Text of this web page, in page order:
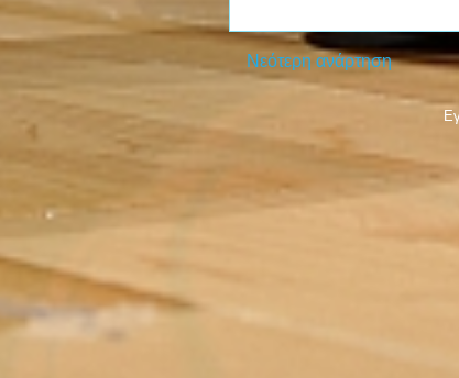
Νεότερη ανάρτηση